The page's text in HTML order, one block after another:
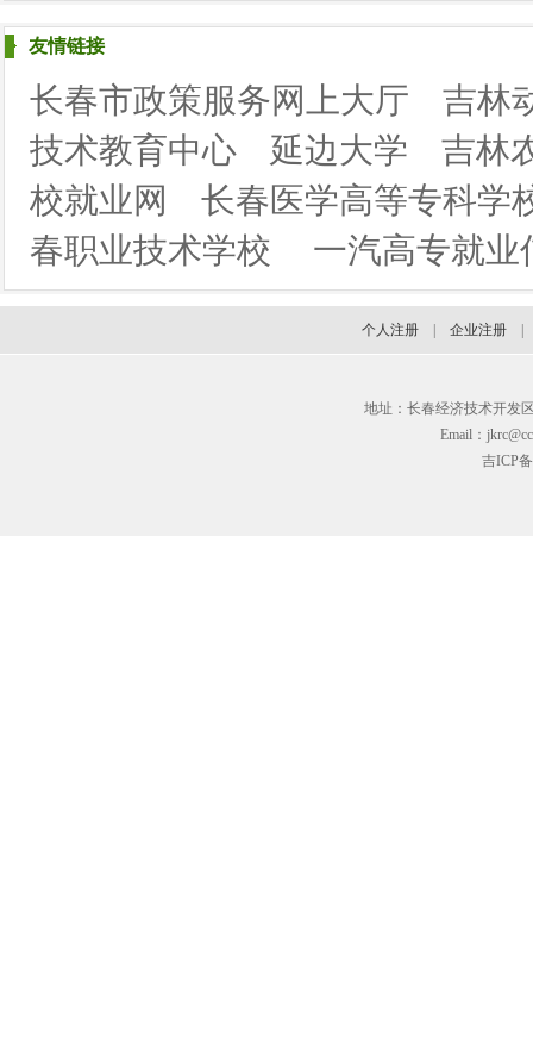
友情链接
长春市政策服务网上大厅
吉林
技术教育中心
延边大学
吉林
校就业网
长春医学高等专科学
春职业技术学校
一汽高专就业
个人注册 企业注册
地址：长春经济技术开发
Email：
吉ICP